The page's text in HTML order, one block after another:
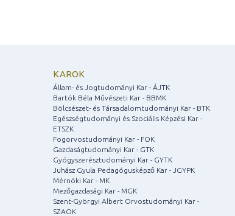
KAROK
Állam- és Jogtudományi Kar - ÁJTK
Bartók Béla Művészeti Kar - BBMK
Bölcsészet- és Társadalomtudományi Kar - BTK
Egészségtudományi és Szociális Képzési Kar -
ETSZK
Fogorvostudományi Kar - FOK
Gazdaságtudományi Kar - GTK
Gyógyszerésztudományi Kar - GYTK
Juhász Gyula Pedagógusképző Kar - JGYPK
Mérnöki Kar - MK
Mezőgazdasági Kar - MGK
Szent-Györgyi Albert Orvostudományi Kar -
SZAOK